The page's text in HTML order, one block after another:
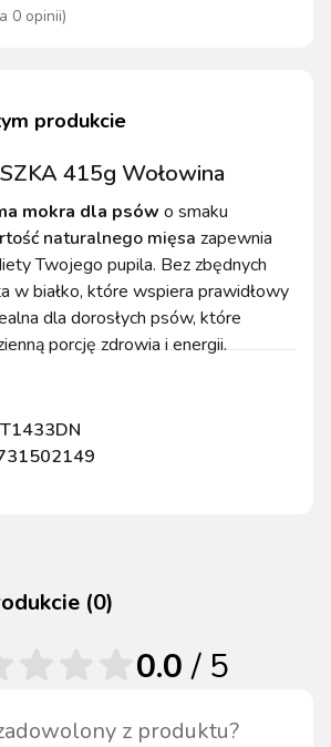
0 opinii)
T1433DN
produkcie
415g Wołowina
mokra dla psów o smaku
naturalnego mięsa zapewnia
Twojego pupila. Bez zbędnych
w białko, które wspiera prawidłowy
dla dorosłych psów, które
porcję zdrowia i energii.
(0)
z produktu?
0.0/ 5